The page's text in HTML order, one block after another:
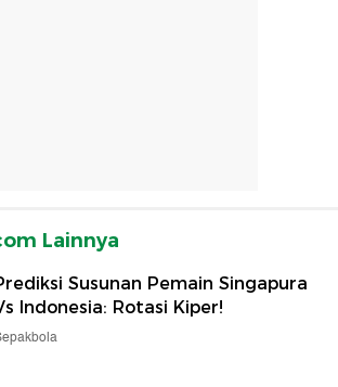
Lainnya
Susunan Pemain Singapura
Indonesia: Rotasi Kiper!